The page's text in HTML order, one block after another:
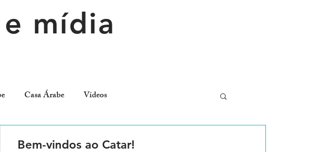
mídia
Casa Árabe Vídeos
Bem-vindos ao Catar!